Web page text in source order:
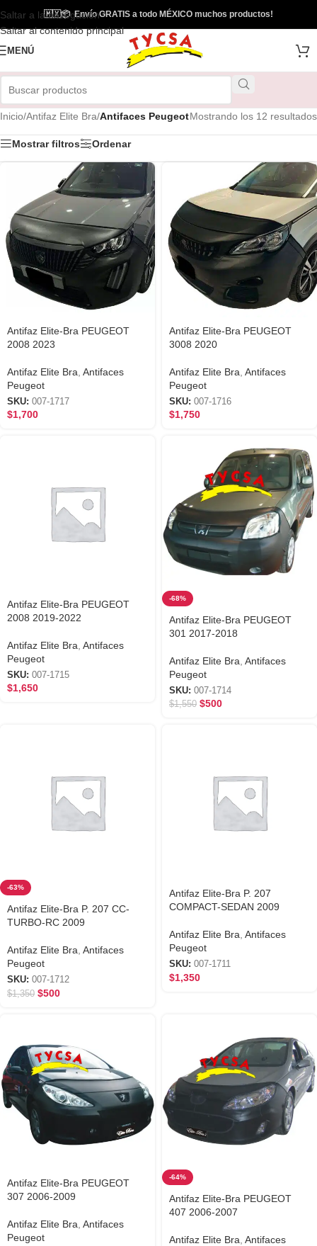
Saltar a la navegación
Saltar al contenido principal
🇲🇽📦Envío GRATIS a todo MÉXICO muchos productos!
MENÚ
Inicio/Antifaz Elite Bra/Antifaces PeugeotMostrando los 12 resultados
Mostrar filtros Ordenar
Antifaz Elite-Bra PEUGEOT
2008 2023
Antifaz Elite Bra Antifaces
Peugeot
SKU: 007-1717
$1,700
Antifaz Elite-Bra PEUGEOT
3008 2020
Antifaz Elite Bra Antifaces
Peugeot
SKU: 007-1716
$1,750
Antifaz Elite-Bra PEUGEOT
2008 2019-2022
Antifaz Elite Bra Antifaces
Peugeot
SKU: 007-1715
$1,650
-68%
Antifaz Elite-Bra PEUGEOT
301 2017-2018
Antifaz Elite Bra Antifaces
Peugeot
SKU: 007-1714
$1,550 $500
-63%
Antifaz Elite-Bra P. 207 CC-
TURBO-RC 2009
Antifaz Elite Bra, Antifaces
Peugeot
SKU: 007-1712
$1,350 $500
Antifaz Elite-Bra P. 207
COMPACT-SEDAN 2009
Antifaz Elite Bra, Antifaces
Peugeot
SKU: 007-1711
$1,350
Antifaz Elite-Bra PEUGEOT
307 2006-2009
Antifaz Elite Bra Antifaces
Peugeot
-64%
Antifaz Elite-Bra PEUGEOT
407 2006-2007
Antifaz Elite Bra Antifaces